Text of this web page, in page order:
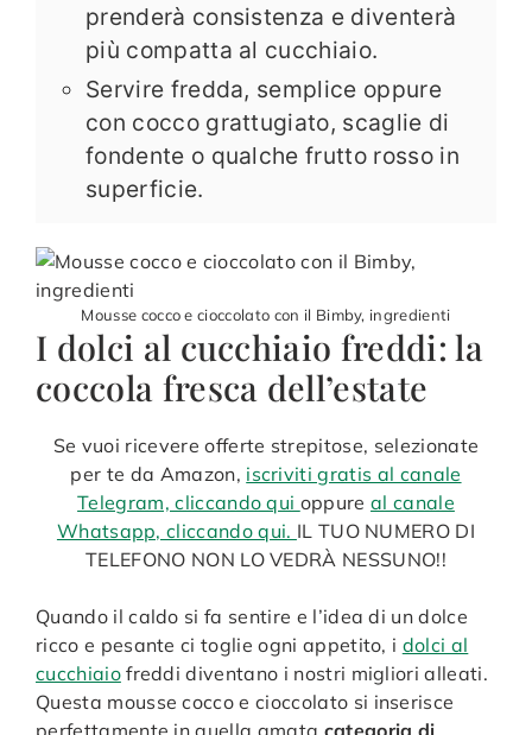
prenderà consistenza e diventerà
più compatta al cucchiaio.
Servire fredda, semplice oppure
con cocco grattugiato, scaglie di
fondente o qualche frutto rosso in
superficie.
Mousse cocco e cioccolato con il Bimby, ingredienti
I dolci al cucchiaio freddi: la
coccola fresca dell’estate
Se vuoi ricevere offerte strepitose, selezionate
per te da Amazon, iscriviti gratis al canale
Telegram, cliccando qui oppureal canale
Whatsapp, cliccando qui. IL TUO NUMERO DI
TELEFONO NON LO VEDRÀ NESSUNO!!
Quando il caldo si fa sentire e l’idea di un dolce
ricco e pesante ci toglie ogni appetito, i dolci al
cucchiaiofreddi diventano i nostri migliori alleati.
Questa mousse cocco e cioccolato si inserisce
perfettamente in quella amata categoria di